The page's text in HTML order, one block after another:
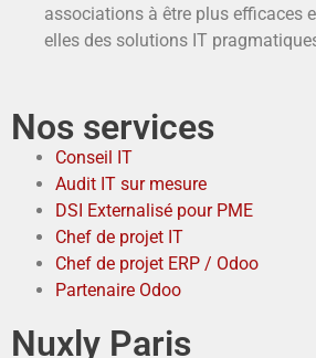
associations à être plus efficaces
elles des solutions IT
Nos services
Conseil IT
Audit IT sur mesure
DSI Externalisé pour PME
Chef de projet IT
Chef de projet ERP / Odoo
Partenaire Odoo
Nuxly Paris